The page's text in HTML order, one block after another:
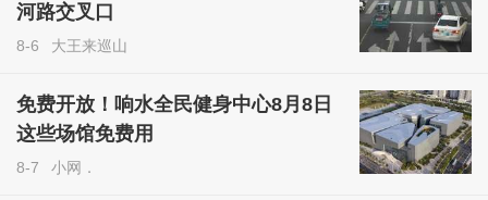
河路交叉口
8-6 大王来巡山
免费开放！响水全民健身中心8月8日
这些场馆免费用
8-7 小网．